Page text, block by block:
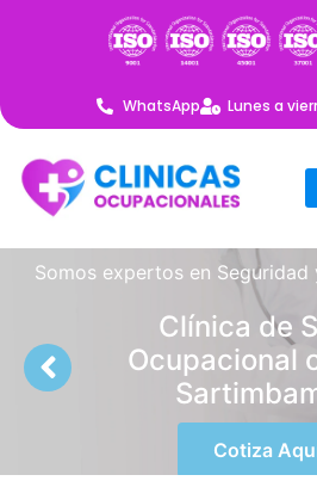
WhatsApp Lunes a
Somos expertos en Seguridad
Clínica de
Ocupacional
Cotiza